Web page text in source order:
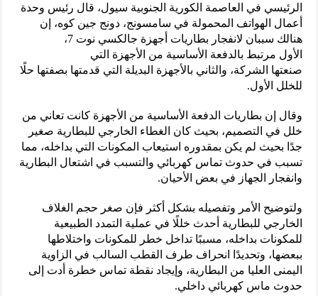
الرئيسي في العاصمة الكورية الجنوبية سيول، قال رئيس وحدة
أعمال الهواتف المحمولة في سامسونج، دونج جين كوه، إن
هنالك سببان لانفجار بطاريات أجهزة جالكسي نوت 7،
الأول مرتبط بالدفعة الأساسية من الأجهزة التي
صنعتها الشركة، والثاني بالأجهزة البديلة التي قدمتها بصفتها حلًا
للخلل الأول.
وقال إن بطاريات الدفعة الأساسية من الأجهزة كانت تعاني من
خلل في التصميم، بحيث كان الغطاء الخارجي للبطارية صغير
جدًا بحيث لم يكن بمقدوره استيعاب المكونات التي بداخله، مما
تسبب في حدوث تماس كهربائي والتسبب في اشتعال البطارية
وانفجار الجهاز في بعض الأحيان.
ولتوضيح الأمر وتفصيله بشكل أكثر فإن صغر حجم الغلاف
الخارجي للبطارية أحدث خللًا في عملية التمدد الطبيعية
للمكونات بداخله، مسببًا تداخل خطر للمكونات واختلاطها
ببعضها، وتحديدًا انحراف طرف القطب السالب في الزاوية
اليمنى العليا من البطارية، وإيجاد نقطة تماس خطرة أدت إلى
حدوث ماس كهربائي داخلي.